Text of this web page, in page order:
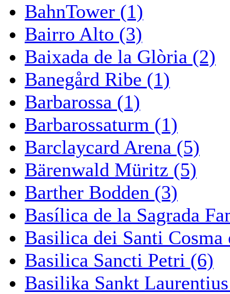
BahnTower (1)
Bairro Alto (3)
Baixada de la Glòria (2)
Banegård Ribe (1)
Barbarossa (1)
Barbarossaturm (1)
Barclaycard Arena (5)
Bärenwald Müritz (5)
Barther Bodden (3)
Basílica de la Sagrada
Basilica dei Santi
Basilica Sancti Petri (6)
Basilika Sankt